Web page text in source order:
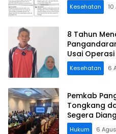
Kesehatan
8 Tahun
Usai
Kesehatan 6
Pemkab
Tongkang
Segera
Koordinasi
Hukum 6